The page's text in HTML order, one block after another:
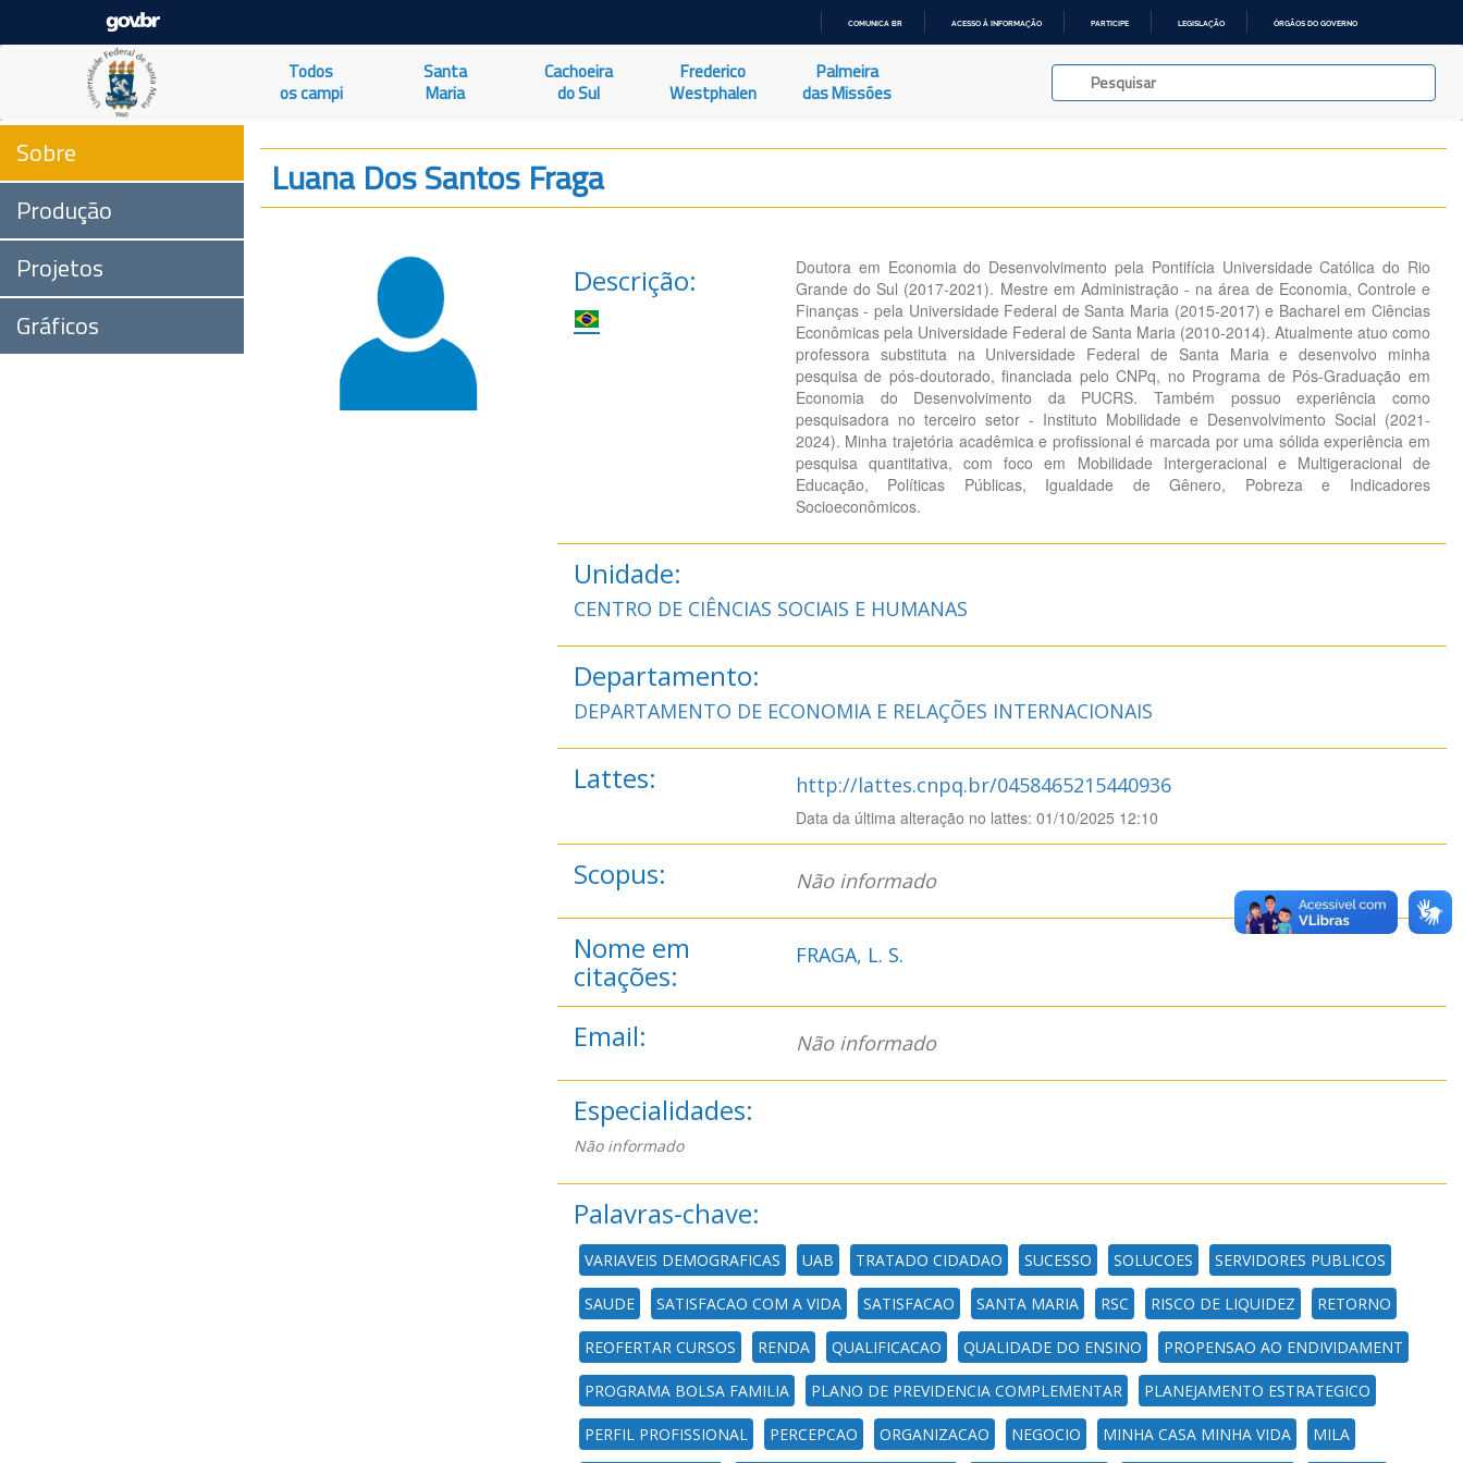
O
COMUNICA BR ACESSO À INFORMAÇÃO PARTICIPE LEGISLAÇÃO ÓRGÃOS DO GOVERNO
Todos
os campi
Santa
Maria
Cachoeira
do Sul
Frederico
Westphalen
Palmeira
das Missões
Sobre
Produção
Projetos
Gráficos
Luana Dos Santos Fraga
Descrição:
Doutora em Economia do Desenvolvimento pela Pontifícia Universidade Católica do Rio
Grande do Sul (2017-2021). Mestre em Administração - na área de Economia, Controle e
Finanças - pela Universidade Federal de Santa Maria (2015-2017) e Bacharel em Ciências
Econômicas pela Universidade Federal de Santa Maria (2010-2014). Atualmente atuo como
professora substituta na Universidade Federal de Santa Maria e desenvolvo minha
pesquisa de pós-doutorado, financiada pelo CNPq, no Programa de Pós-Graduação em
Economia do Desenvolvimento da PUCRS. Também possuo experiência como
pesquisadora no terceiro setor - Instituto Mobilidade e Desenvolvimento Social (2021-
2024). Minha trajetória acadêmica e profissional é marcada por uma sólida experiência em
pesquisa quantitativa, com foco em Mobilidade Intergeracional e Multigeracional de
Educação, Políticas Públicas, Igualdade de Gênero, Pobreza e Indicadores
Socioeconômicos.
Unidade:
CENTRO DE CIÊNCIAS SOCIAIS E HUMANAS
Departamento:
DEPARTAMENTO DE ECONOMIA E RELAÇÕES INTERNACIONAIS
Lattes: http://lattes.cnpq.br/0458465215440936
Data da última alteração no lattes: 01/10/2025 12:10
Scopus: Não informado
Nome em
citações:
FRAGA, L. S.
Email: Não informado
Especialidades:
Não informado
Palavras-chave:
VARIAVEIS DEMOGRAFICAS UAB TRATADO CIDADAO SUCESSO SOLUCOES SERVIDORES PUBLICOS
SAUDE SATISFACAO COM A VIDA SATISFACAO SANTA MARIA RSC RISCO DE LIQUIDEZ RETORNO
REOFERTAR CURSOS RENDA QUALIFICACAO QUALIDADE DO ENSINO PROPENSAO AO ENDIVIDAMENT
PROGRAMA BOLSA FAMILIA PLANO DE PREVIDENCIA COMPLEMENTAR PLANEJAMENTO ESTRATEGICO
PERFIL PROFISSIONAL PERCEPCAO ORGANIZACAO NEGOCIO MINHA CASA MINHA VIDA MILA